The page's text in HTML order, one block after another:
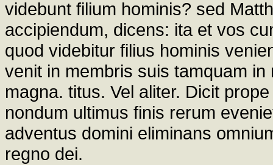
videbunt filium hominis? sed
accipiendum, dicens: ita et vos
quod videbitur filius hominis
venit in membris suis tamquam
magna. titus. Vel aliter. Dicit
nondum ultimus finis rerum
adventus domini eliminans
regno dei.